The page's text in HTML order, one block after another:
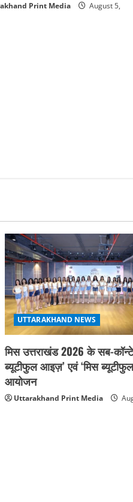
Print Media
August 5,
UTTARAKHAND NEWS
मिस उत्तराखंड 2026 के सब-
ब्यूटीफुल आइज़’ एवं ‘मिस
आयोजन
Uttarakhand Print Media